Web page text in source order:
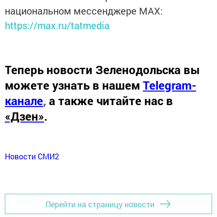
национальном мессенджере MАХ:
https://max.ru/tatmedia
Теперь новости Зеленодольска вы
можете узнать в нашем Telegram-
канале, а также читайте нас в
«Дзен».
Новости СМИ2
Перейти на страницу новости